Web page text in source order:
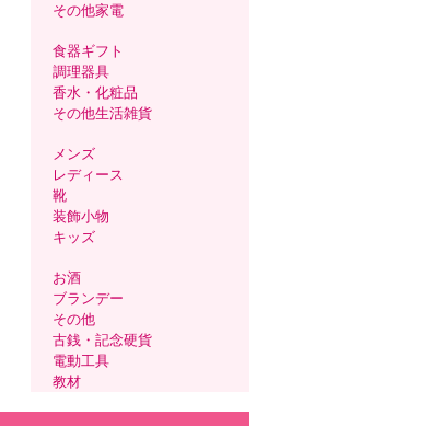
その他家電
食器ギフト
調理器具
香水・化粧品
その他生活雑貨
メンズ
レディース
靴
装飾小物
キッズ
お酒
ブランデー
その他
古銭・記念硬貨
電動工具
教材